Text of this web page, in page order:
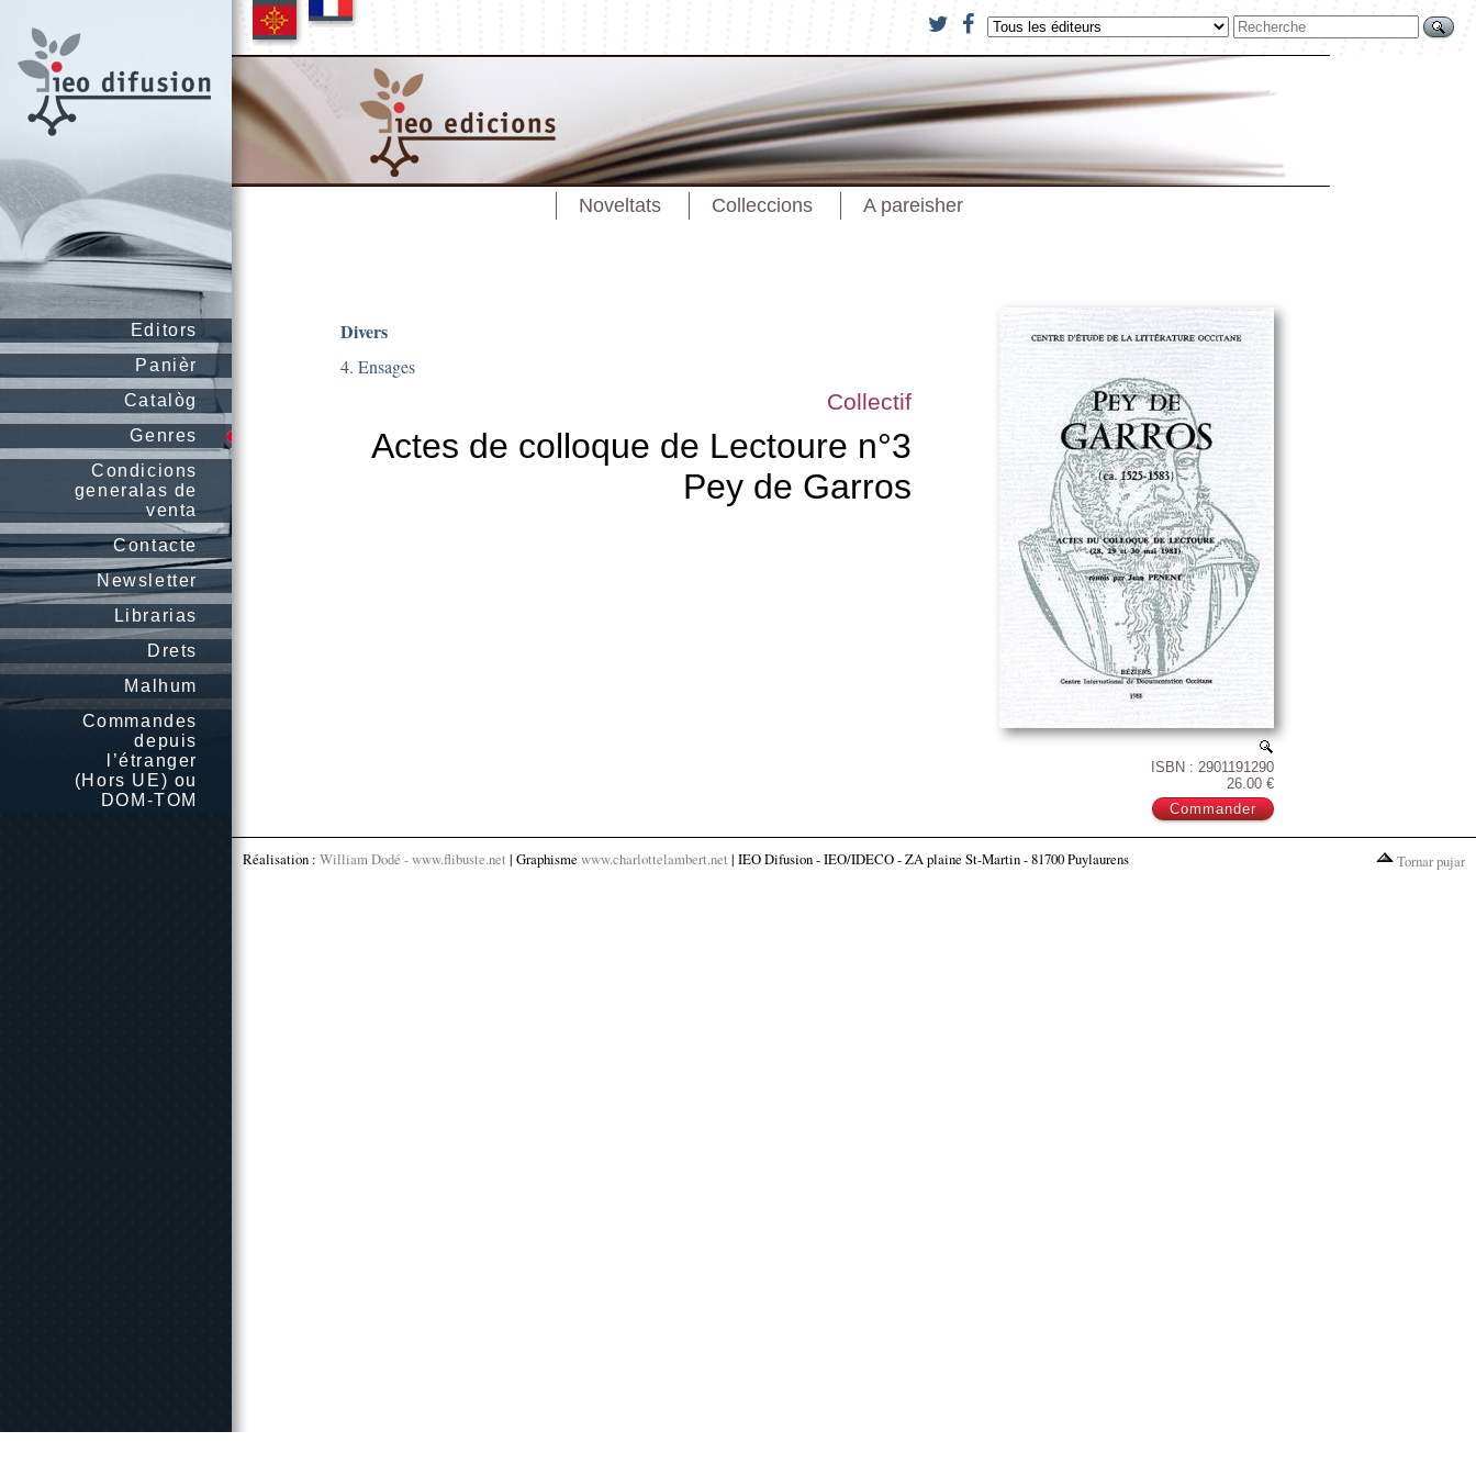
Editors
Panièr
Catalòg
Genres
Condicions
generalas de
venta
Contacte
Newsletter
Librarias
Drets
Malhum
Commandes
depuis
l’étranger
(Hors UE) ou
DOM-TOM
Noveltats Colleccions A pareisher
ISBN : 2901191290
26.00 €
Divers
4. Ensages
Collectif
Actes de colloque de Lectoure n°3
Pey de Garros
Réalisation : William Dodé - www.flibuste.net | Graphisme www.charlottelambert.net | IEO Difusion - IEO/IDECO - ZA plaine St-Martin - 81700 Puylaurens Tornar pujar